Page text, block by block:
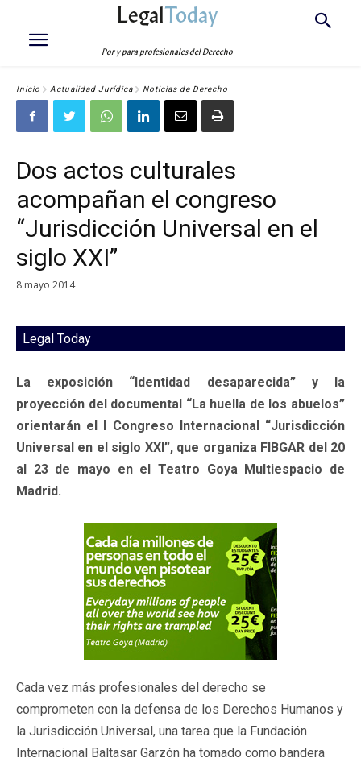
LegalToday
Por y para profesionales del Derecho
Inicio Actualidad Jurídica Noticias de Derecho
Dos actos culturales
acompañan el congreso
“Jurisdicción Universal en el
siglo XXI”
8 mayo 2014
Legal Today
La exposición “Identidad desaparecida” y la
proyección del documental “La huella de los abuelos”
orientarán el I Congreso Internacional “Jurisdicción
Universal en el siglo XXI”, que organiza FIBGAR del 20
al 23 de mayo en el Teatro Goya Multiespacio de
Madrid.
Cada vez más profesionales del derecho se
comprometen con la defensa de los Derechos Humanos y
la Jurisdicción Universal, una tarea que la Fundación
Internacional Baltasar Garzón ha tomado como bandera